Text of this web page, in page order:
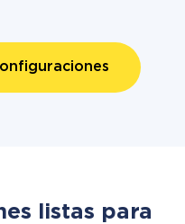
listas para